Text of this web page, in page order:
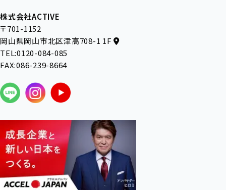
株式会社ACTIVE
〒701-1152
岡山県岡山市北区津高708-1 1F
TEL:0120-084-085
FAX:086-239-8664